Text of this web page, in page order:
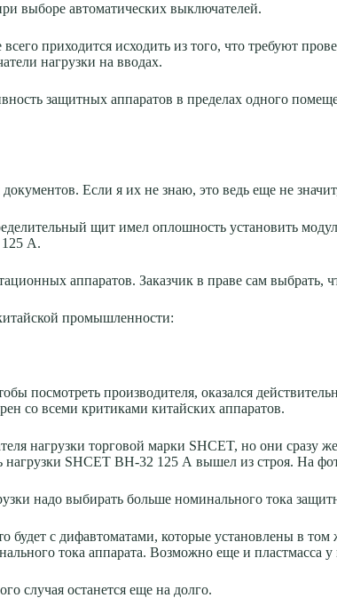
выборе автоматических выключателей.
приходится исходить из того, что требуют
нагрузки на вводах.
защитных аппаратов в пределах одного
Если я их не знаю, это ведь еще не
щит имел оплошность установить
125 А.
аппаратов. Заказчик в праве сам выбрать,
промышленности:
посмотреть производителя, оказался
со всеми критиками китайских аппаратов.
нагрузки торговой марки SHCET, но они
SHCET ВН-32 125 А вышел из строя. На
надо выбирать больше номинального тока
с дифавтоматами, которые установлены в
тока аппарата. Возможно еще и пластмасса у
случая останется еще на долго.